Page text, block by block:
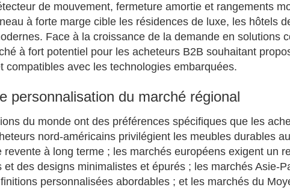
de mouvement, fermeture amortie et rangements
à forte marge cible les résidences de luxe, les hôtels
Face à la croissance de la demande en solutions
à fort potentiel pour les acheteurs B2B souhaitant
compatibles avec les technologies embarquées.
personnalisation du marché régional
du monde ont des préférences spécifiques que les
nord-américains privilégient les meubles durables
revente à long terme ; les marchés européens exigent un
des designs minimalistes et épurés ; les marchés Asie-
personnalisées abordables ; et les marchés du